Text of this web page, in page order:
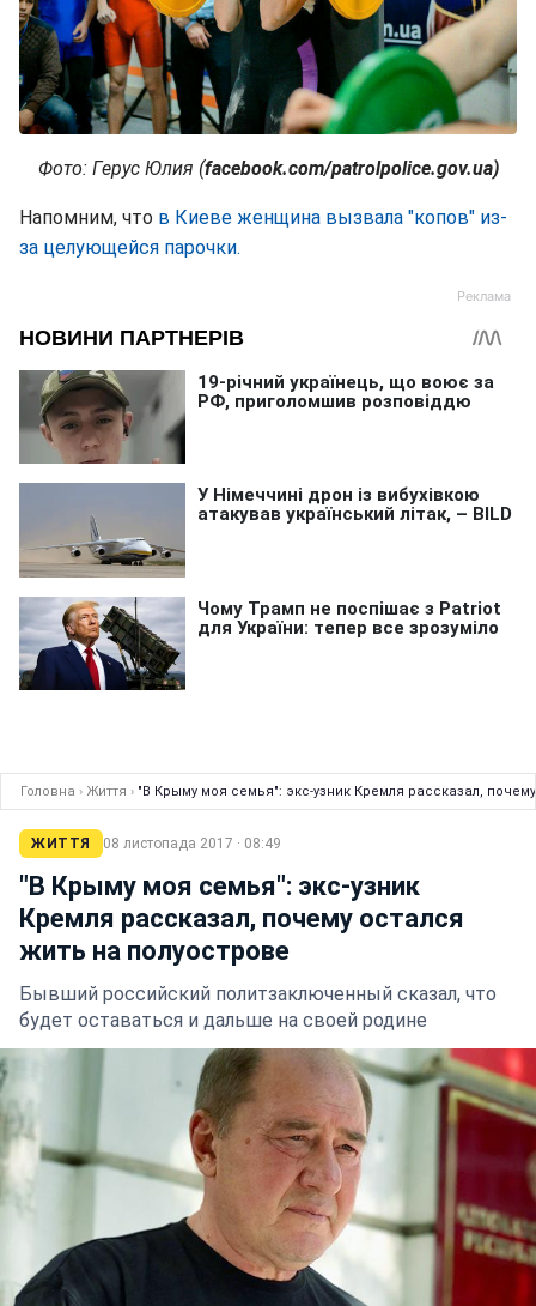
Фото: Герус Юлия (facebook.com/patrolpolice.gov.ua)
Напомним, что в Киеве женщина вызвала "копов" из-
за целующейся парочки.
Головна › Життя › "В Крыму моя семья": экс-узник Кремля рассказал,
ЖИТТЯ 08 листопада 2017 · 08:49
"В Крыму моя семья": экс-узник
Кремля рассказал, почему остался
жить на полуострове
Бывший российский политзаключенный сказал, что
будет оставаться и дальше на своей родине